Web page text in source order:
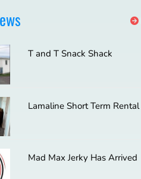
T and T Snack Shack
Lamaline Short Term Rental
Mad Max Jerky Has Arrived